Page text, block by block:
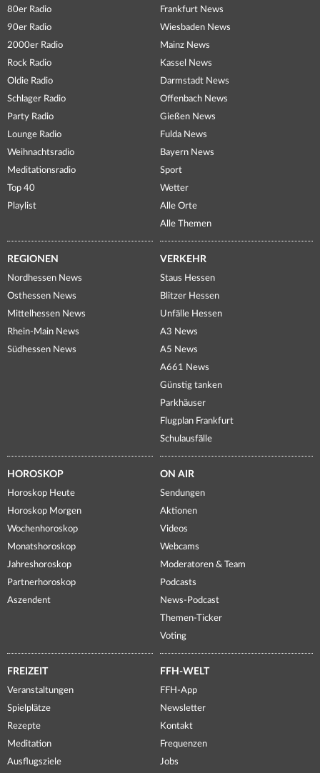
80er Radio
90er Radio
2000er Radio
Rock Radio
Oldie Radio
Schlager Radio
Party Radio
Lounge Radio
Weihnachtsradio
Meditationsradio
Top 40
Playlist
Frankfurt News
Wiesbaden News
Mainz News
Kassel News
Darmstadt News
Offenbach News
Gießen News
Fulda News
Bayern News
Sport
Wetter
Alle Orte
Alle Themen
REGIONEN
Nordhessen News
Osthessen News
Mittelhessen News
Rhein-Main News
Südhessen News
VERKEHR
Staus Hessen
Blitzer Hessen
Unfälle Hessen
A3 News
A5 News
A661 News
Günstig tanken
Parkhäuser
Flugplan Frankfurt
Schulausfälle
HOROSKOP
Horoskop Heute
Horoskop Morgen
Wochenhoroskop
Monatshoroskop
Jahreshoroskop
Partnerhoroskop
Aszendent
ON AIR
Sendungen
Aktionen
Videos
Webcams
Moderatoren & Team
Podcasts
News-Podcast
Themen-Ticker
Voting
FREIZEIT
Veranstaltungen
Spielplätze
Rezepte
Meditation
Ausflugsziele
FFH-WELT
FFH-App
Newsletter
Kontakt
Frequenzen
Jobs